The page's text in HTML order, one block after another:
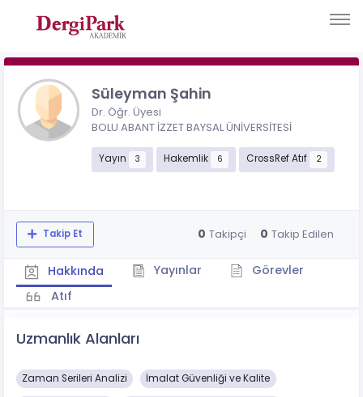
Süleyman Şahin
Dr. Öğr. Üyesi
BOLU ABANT İZZET BAYSAL ÜNİVERSİTESİ
Yayın 3 Hakemlik 6 CrossRef Atıf 2
Takip Et 0 Takipçi 0 Takip Edilen
Hakkında Yayınlar
Görevler
Atıf
Uzmanlık Alanları
Zaman Serileri Analizi İmalat Güvenliği ve Kalite